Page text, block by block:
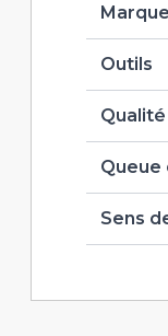
Marque
Outils
Qualité
Queue
Sens